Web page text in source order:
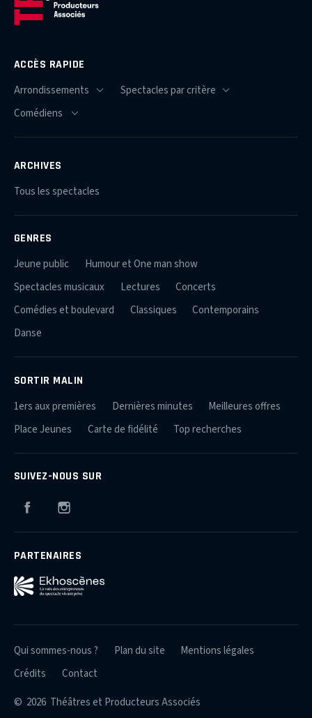
ACCÈS RAPIDE
ARCHIVES
Tous les spectacles
GENRES
Jeune public
Humour et One man show
Spectacles musicaux
Lectures
Concerts
Comédies et boulevard
Classiques
Contemporains
Danse
SORTIR MALIN
1ers aux premières Dernières minutes
Meilleures offres
Place Jeunes
Carte de fidélité Top recherches
SUIVEZ-NOUS SUR
Facebook
PARTENAIRES
© 2026 Théâtres et Producteurs Associés
Qui sommes-nous ? Plan du site
Mentions légales
Crédits
Contact